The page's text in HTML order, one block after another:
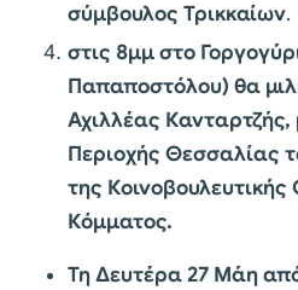
σύμβουλος Τρικκαίων.
στις 8μμ στο
Παπαποστόλου) θα
Αχιλλέας
Περιοχής Θεσσαλίας
της
Κόμματος.
Τη Δευτέρα 27 Μάη